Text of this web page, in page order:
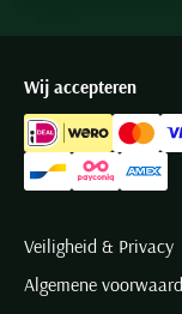
Wij accepteren
Veiligheid & Privacy
Algemene